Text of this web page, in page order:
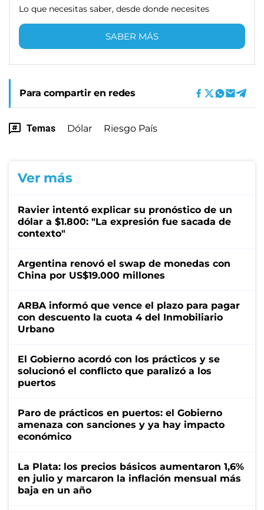
Lo que necesitas saber, desde donde necesites
SABER MÁS
Para compartir en redes
Temas Dólar Riesgo País
Ver más
Ravier intentó explicar su pronóstico de un
dólar a $1.800: "La expresión fue sacada de
contexto"
Argentina renovó el swap de monedas con
China por US$19.000 millones
ARBA informó que vence el plazo para pagar
con descuento la cuota 4 del Inmobiliario
Urbano
El Gobierno acordó con los prácticos y se
solucionó el conflicto que paralizó a los
puertos
Paro de prácticos en puertos: el Gobierno
amenaza con sanciones y ya hay impacto
económico
La Plata: los precios básicos aumentaron 1,6%
en julio y marcaron la inflación mensual más
baja en un año